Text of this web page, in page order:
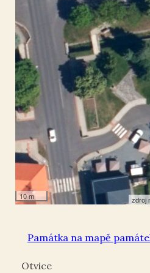
10 m zdroj
Památka na mapě
Otvice